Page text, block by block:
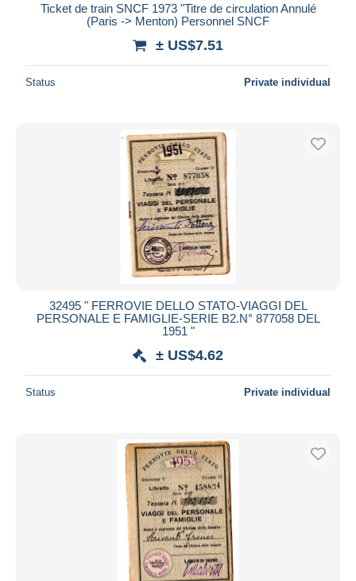
Ticket de train SNCF 1973 "Titre de circulation Annulé
(Paris -> Menton) Personnel SNCF
± US$7.51
Status Private individual
32495 " FERROVIE DELLO STATO-VIAGGI DEL
PERSONALE E FAMIGLIE-SERIE B2.N° 877058 DEL
1951 "
± US$4.62
Status Private individual